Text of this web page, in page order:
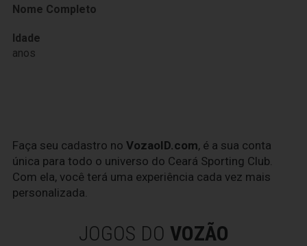
Nome Completo
Idade
anos
Faça seu cadastro no VozaoID.com, é a sua conta
única para todo o universo do Ceará Sporting Club.
Com ela, você terá uma experiência cada vez mais
personalizada.
JOGOS DO VOZÃO